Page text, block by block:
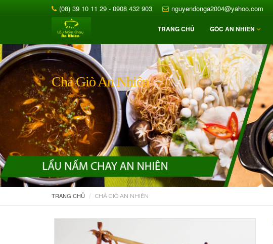
(08) 39 10 11 29 - 0908 432 903 nguyendonga2004@yahoo.com
TRANG CHỦ GÓC AN NHIÊN
Chả Giò An Nhiên
TRANG CHỦ CHẢ GIÒ AN NHIÊN